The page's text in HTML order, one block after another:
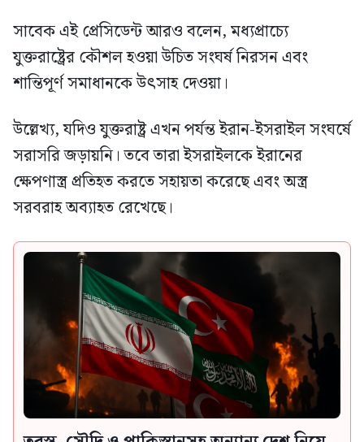
সাবেক এই প্রেসিডেন্ট আরও বলেন, মধ্যপ্রাচ্যে
যুক্তরাষ্ট্রের কৌশল হওয়া উচিত সংঘর্ষ নিরসন এবং
শান্তিপূর্ণ সমাধানকে উৎসাহ দেওয়া।
উল্লেখ্য, যদিও যুক্তরাষ্ট্র এখন পর্যন্ত ইরান-ইসরাইল সংঘর্ষে
সরাসরি জড়ায়নি। তবে তারা ইসরাইলকে ইরানের
ক্ষেপণাস্ত্র প্রতিহত করতে সহায়তা করেছে এবং অস্ত্র
সরবরাহ অব্যাহত রেখেছে।